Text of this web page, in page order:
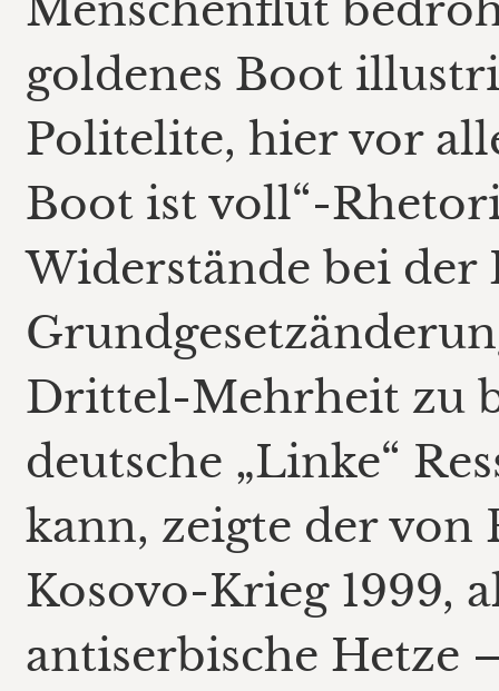
goldenes Boot
Politelite, hier vor
Boot ist voll“-
Widerstände bei
Drittel-Mehrheit zu
deutsche „Linke“
kann, zeigte der
Kosovo-Krieg 1999,
antiserbische Hetze